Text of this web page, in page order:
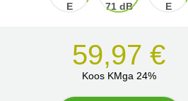
E 71 dB E
59,97 €
Koos KMga 24%